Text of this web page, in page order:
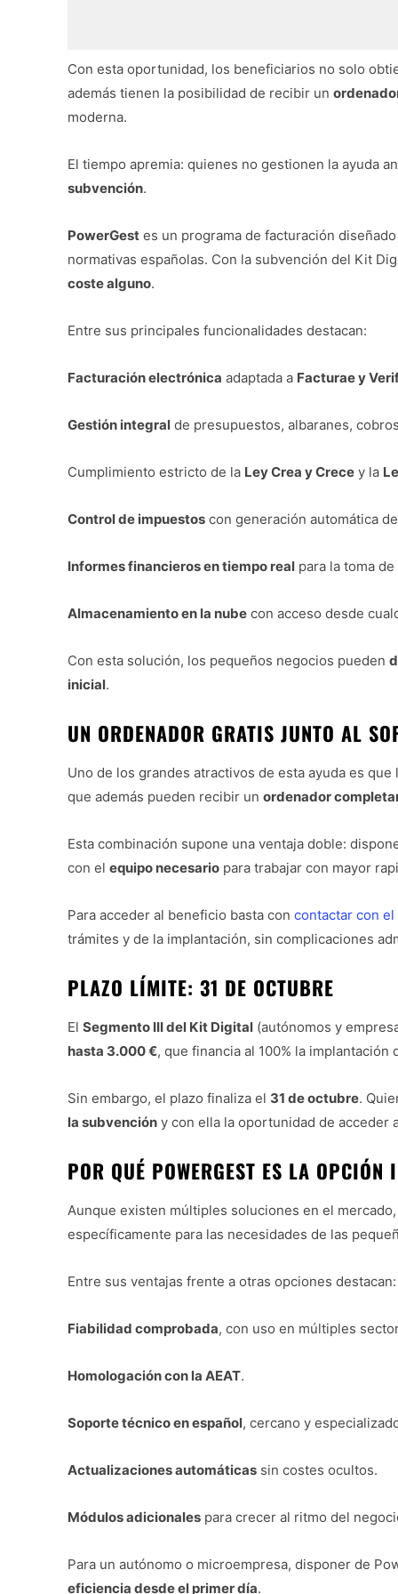
Con esta oportunidad, los beneficiarios no solo
además tienen la posibilidad de recibir un
moderna.
El tiempo apremia: quienes no gestionen la ayuda
subvención.
PowerGest es un programa de facturación
normativas españolas. Con la subvención del Kit
coste alguno.
Entre sus principales funcionalidades destacan:
Facturación electrónica adaptada a Facturae y
Gestión integral de presupuestos, albaranes,
Cumplimiento estricto de la Ley Crea y Crece y la
Control de impuestos con generación automática
Informes financieros en tiempo real para la toma
Almacenamiento en la nube con acceso desde
Con esta solución, los pequeños negocios pueden
inicial.
UN ORDENADOR GRATIS JUNTO AL
Uno de los grandes atractivos de esta ayuda es
que además pueden recibir un ordenador
Esta combinación supone una ventaja doble:
con el equipo necesario para trabajar con mayor
Para acceder al beneficio basta con contactar con el
trámites y de la implantación, sin complicaciones
PLAZO LÍMITE: 31 DE OCTUBRE
El Segmento III del Kit Digital (autónomos y
hasta 3.000 €, que financia al 100% la
Sin embargo, el plazo finaliza el 31 de octubre.
la subvención y con ella la oportunidad de acceder
POR QUÉ POWERGEST ES LA OPCIÓN
Aunque existen múltiples soluciones en el
específicamente para las necesidades de las
Entre sus ventajas frente a otras opciones destacan:
Fiabilidad comprobada, con uso en múltiples
Homologación con la AEAT.
Soporte técnico en español, cercano y
Actualizaciones automáticas sin costes ocultos.
Módulos adicionales para crecer al ritmo del
Para un autónomo o microempresa, disponer de
eficiencia desde el primer día.